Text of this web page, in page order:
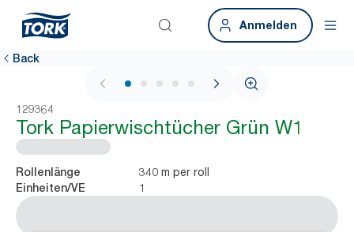
Anmelden
Back
1 / 5
129364
Tork Papierwischtücher Grün W1
Rollenlänge 340 m per roll
Einheiten/VE 1